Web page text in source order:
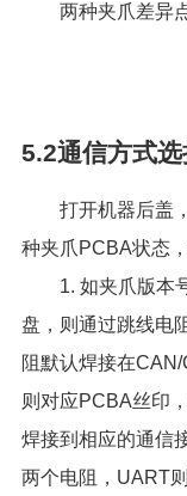
两种夹爪差异
5.2通信方式选
打开机器后盖
种夹爪PCBA状态
1. 如夹爪版本
盘，则通过跳线电
阻默认焊接在
则对应PCBA丝印
焊接到相应的通信
两个电阻，UART